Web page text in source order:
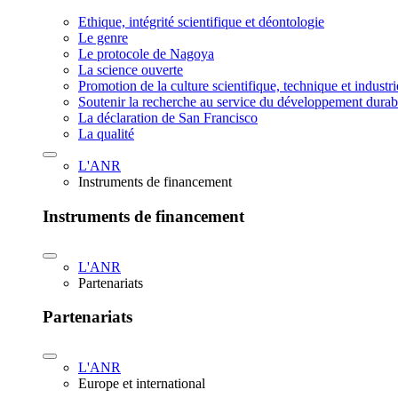
Ethique, intégrité scientifique et déontologie
Le genre
Le protocole de Nagoya
La science ouverte
Promotion de la culture scientifique, technique et
Soutenir la recherche au service du développement
La déclaration de San Francisco
La qualité
L'ANR
Instruments de financement
Instruments de financement
L'ANR
Partenariats
Partenariats
L'ANR
Europe et international